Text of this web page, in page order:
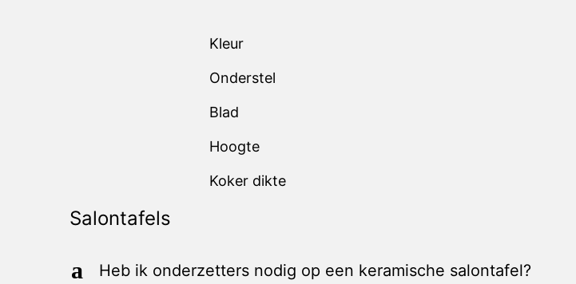
Kleur
Onderstel
Blad
Hoogte
Koker dikte
Salontafels
a Heb ik onderzetters nodig op een keramische salontafel?